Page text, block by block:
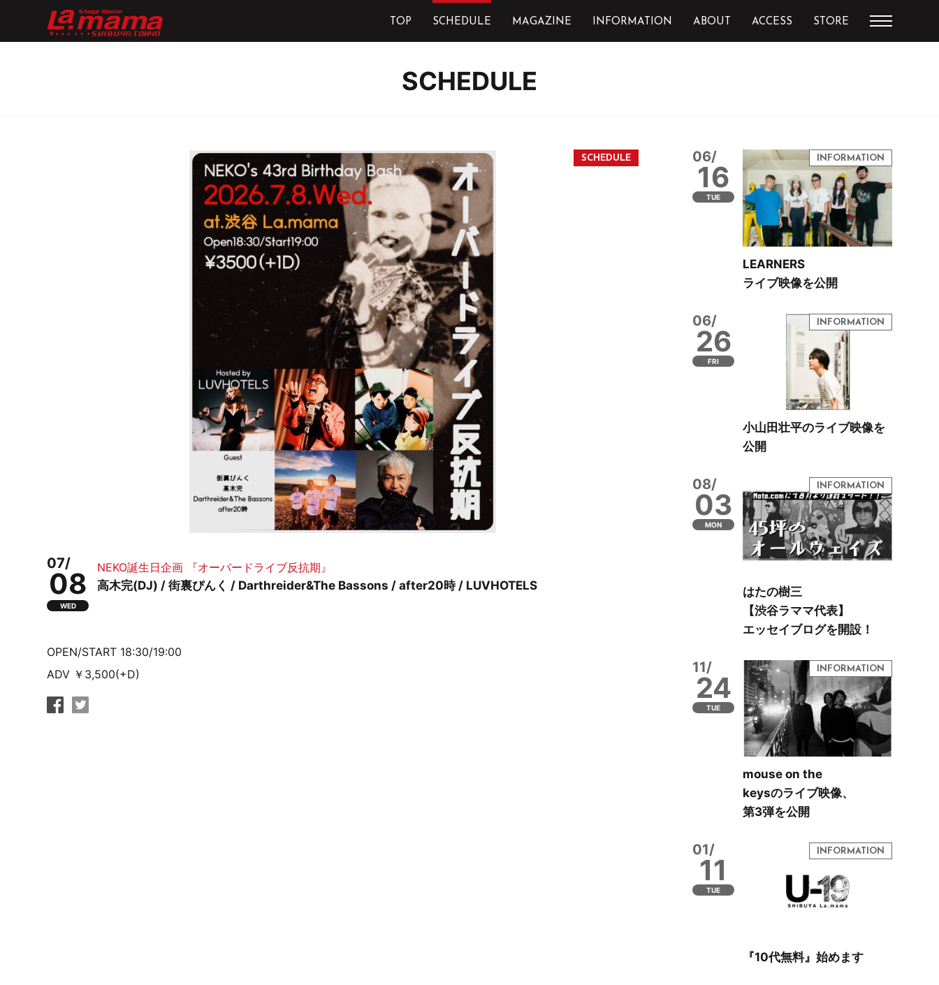
TOP SCHEDULE MAGAZINE INFORMATION ABOUT ACCESS STORE
SCHEDULE
07/
08
WED
NEKO誕生日企画 『オーバードライブ反抗期』
高木完(DJ) / 街裏ぴんく / Darthreider&The Bassons / after20時 / LUVHOTELS
OPEN/START 18:30/19:00
ADV ￥3,500(+D)
06/
16
TUE
LEARNERS
ライブ映像を公開
06/
26
FRI
小山田壮平のライブ映像を
公開
08/
03
MON
はたの樹三
【渋谷ラママ代表】
エッセイブログを開設！
11/
24
TUE
mouse on the
keysのライブ映像、
第3弾を公開
01/
11
TUE
『10代無料』始めます